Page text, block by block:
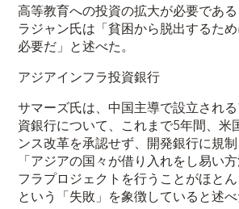
高等教育への投資の拡大が必要であ
ラジャン氏は「貧困から脱出するた
必要だ」と述べた。
アジアインフラ投資銀行
サマーズ氏は、中国主導で設立され
資銀行について、これまで5年間、米
ンス改革を承認せず、開発銀行に規
「アジアの国々が借り入れをし易い
フラプロジェクトを行うことがほとん
という「失敗」を象徴していると述べ